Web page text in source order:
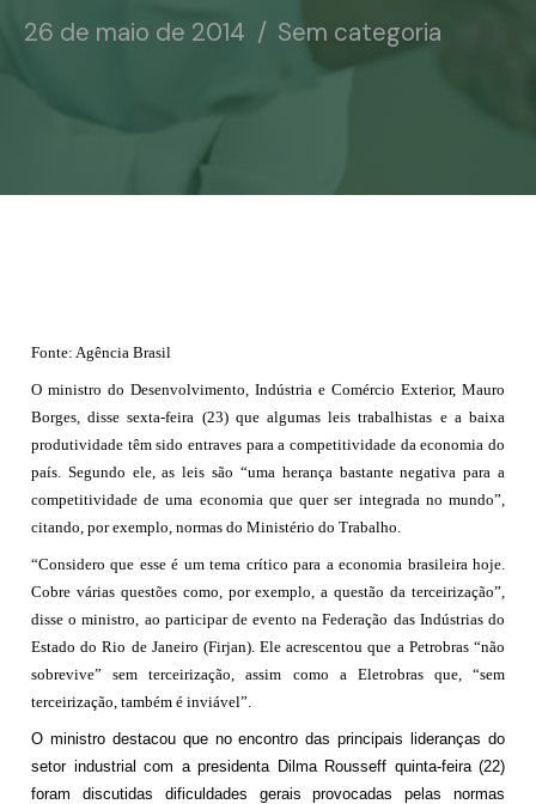
Contato
26 de maio de 2014 Sem categoria
Fonte: Agência Brasil
O ministro do Desenvolvimento, Indústria e Comércio Exterior, Mauro
Borges, disse sexta-feira (23) que algumas leis trabalhistas e a baixa
produtividade têm sido entraves para a competitividade da economia do
país. Segundo ele, as leis são “uma herança bastante negativa para a
competitividade de uma economia que quer ser integrada no mundo”,
citando, por exemplo, normas do Ministério do Trabalho.
“Considero que esse é um tema crítico para a economia brasileira hoje.
Cobre várias questões como, por exemplo, a questão da terceirização”,
disse o ministro, ao participar de evento na Federação das Indústrias do
Estado do Rio de Janeiro (Firjan). Ele acrescentou que a Petrobras “não
sobrevive” sem terceirização, assim como a Eletrobras que, “sem
terceirização, também é inviável”.
O ministro destacou que no encontro das principais lideranças do
setor industrial com a presidenta Dilma Rousseff quinta-feira (22)
foram discutidas dificuldades gerais provocadas pelas normas